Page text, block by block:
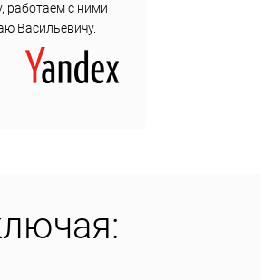
работаем с ними
Васильевичу.